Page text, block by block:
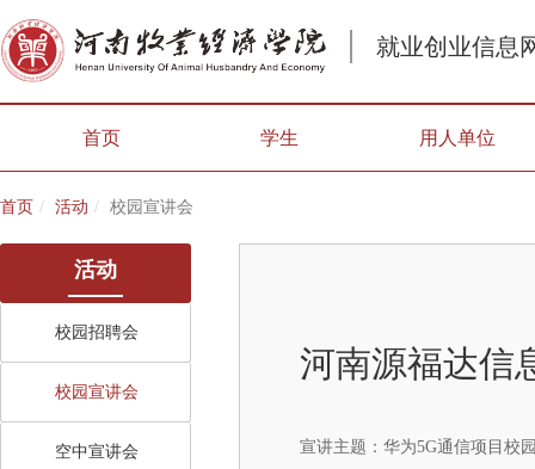
就业创业信息
首页 学生 用人单位
首页 活动 校园宣讲会
活动
校园招聘会
校园宣讲会
空中宣讲会
河南源福达信
宣讲主题： 华为5G通信项目校